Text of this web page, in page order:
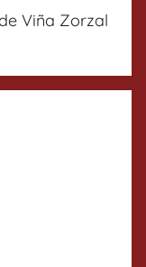
Viña Zorzal